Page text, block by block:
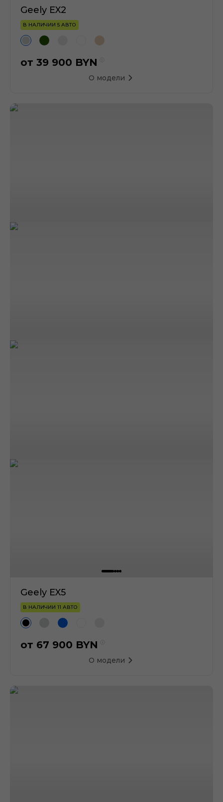
Geely EX2
В НАЛИЧИИ 5 АВТО
от 39 900 BYN
О модели
Geely EX5
В НАЛИЧИИ 11 АВТО
от 67 900 BYN
О модели